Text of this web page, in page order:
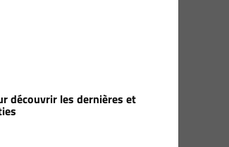
découvrir les dernières et